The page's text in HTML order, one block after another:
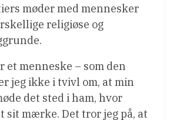
møder med mennesker
religiøse og
et menneske – som den
jeg ikke i tvivl om, at min
det sted i ham, hvor
sit mærke. Det tror jeg på, at